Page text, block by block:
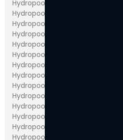
Hydropool 679
Hydropool 695
Hydropool 700
Hydropool 720
​Hydropool 725
Hydropool 728
Hydropool 770
Hydropool 775
Hydropool 779
Hydropool 790
Hydropool 799
Hydropool 800
Hydropool 970
Hydropool 1038